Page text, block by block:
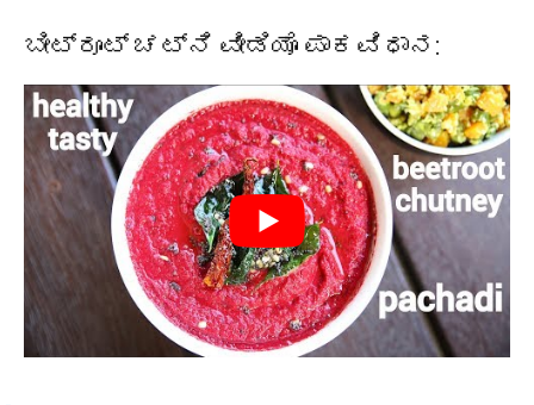
ಬೀಟ್ರೂಟ್ ಚಟ್ನಿ ವೀಡಿಯೊ ಪಾಕವಿಧಾನ: